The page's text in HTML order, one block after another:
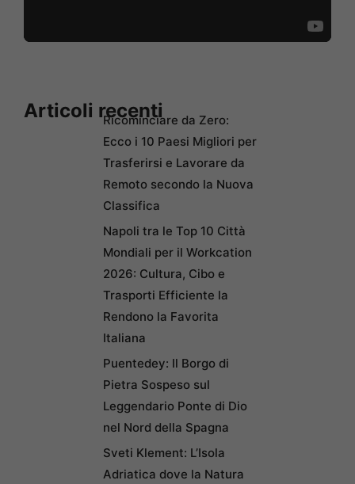
Articoli recentiRicominciare da Zero:
Ecco i 10 Paesi Migliori per
Trasferirsi e Lavorare da
Remoto secondo la Nuova
Classifica
Napoli tra le Top 10 Città
Mondiali per il Workcation
2026: Cultura, Cibo e
Trasporti Efficiente la
Rendono la Favorita
Italiana
Puentedey: Il Borgo di
Pietra Sospeso sul
Leggendario Ponte di Dio
nel Nord della Spagna
Sveti Klement: L’Isola
Adriatica dove la Natura